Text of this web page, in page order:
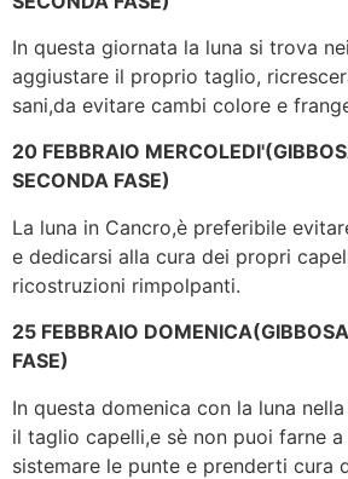
In questa giornata la luna si trova
aggiustare il proprio taglio,
sani,da evitare cambi colore e
20 FEBBRAIO
SECONDA FASE)
La luna in Cancro,è preferibile
e dedicarsi alla cura dei propri
ricostruzioni rimpolpanti.
25 FEBBRAIO
FASE)
In questa domenica con la luna
il taglio capelli,e sè non puoi farne
sistemare le punte e prenderti cura